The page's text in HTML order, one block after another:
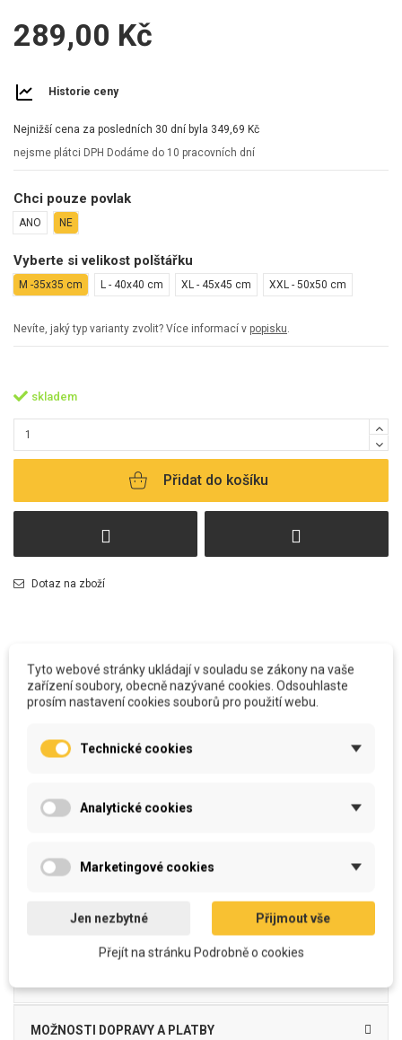
289,00 Kč
Historie ceny
Nejnižší cena za posledních 30 dní byla 349,69 Kč
nejsme plátci DPH Dodáme do 10 pracovních dní
Chci pouze povlak
ANO NE
Vyberte si velikost polštářku
M -35x35 cm L - 40x40 cm XL - 45x45 cm XXL - 50x50 cm
Nevíte, jaký typ varianty zvolit? Více informací v popisku.
skladem
Přidat do košíku
Dotaz na zboží
POPIS
Všechny polštářkyvyrábíme u nás v šicí dílně. Od potisku, stříhání, šití
Vyroben z kvalitního a příjemného
Je možnéběžně prátpovlak i výplň bez ztráty kvality barevnosti
Povlak 100% PESse zipem na spodní straně
materiálu příjemného na dotek, který je vhodný dointeriérujakodekorační
k odpočinkupod hlavu...
MOŽNOSTI DOPRAVY A PLATBY
Tyto webové stránky ukládají v souladu se zákony na vaše
zařízení soubory, obecně nazývané cookies. Odsouhlaste
prosím nastavení cookies souborů pro použití webu.
Technické cookies
Analytické cookies
Marketingové cookies
Jen nezbytné Přijmout vše
Přejít na stránku Podrobně o cookies